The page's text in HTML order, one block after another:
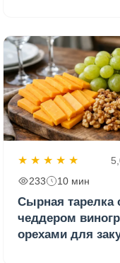
★ ★ ★ ★ ★
233
10 мин
Сырная тарелка
чеддером
орехами для